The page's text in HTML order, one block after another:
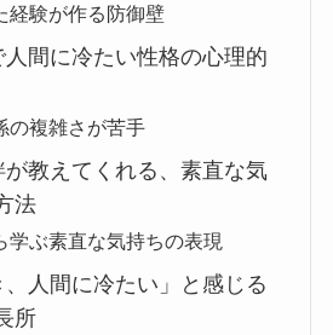
経験が作る防御壁
人間に冷たい性格の心理的
の複雑さが苦手
が教えてくれる、素直な気
法
学ぶ素直な気持ちの表現
、人間に冷たい」と感じる
所